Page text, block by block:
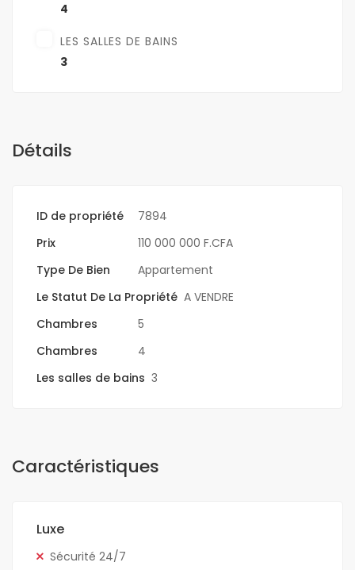
4
LES SALLES DE BAINS
3
Détails
ID de propriété
7894
Prix
110 000 000 F.CFA
Type De Bien
Appartement
Le Statut De La Propriété A VENDRE
Chambres
5
Chambres
4
Les salles de bains 3
Caractéristiques
Luxe
Sécurité 24/7